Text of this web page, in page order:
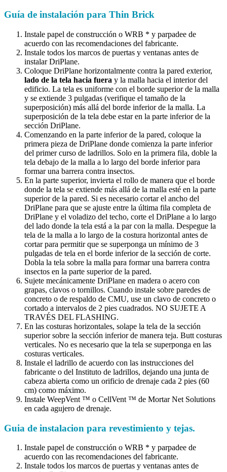
Guía de instalación para Thin Brick
Instale papel de construcción o WRB * y parpadee de
acuerdo con las recomendaciones del fabricante.
Instale todos los marcos de puertas y ventanas antes de
instalar DriPlane.
Coloque DriPlane horizontalmente contra la pared exterior,
lado de la tela hacia fuera y la malla hacia el interior del
edificio. La tela es uniforme con el borde superior de la malla
y se extiende 3 pulgadas (verifique el tamaño de la
superposición) más allá del borde inferior de la malla. La
superposición de la tela debe estar en la parte inferior de la
sección DriPlane.
Comenzando en la parte inferior de la pared, coloque la
primera pieza de DriPlane donde comienza la parte inferior
del primer curso de ladrillos. Solo en la primera fila, doble la
tela debajo de la malla a lo largo del borde inferior para
formar una barrera contra insectos.
En la parte superior, invierta el rollo de manera que el borde
donde la tela se extiende más allá de la malla esté en la parte
superior de la pared. Si es necesario cortar el ancho del
DriPlane para que se ajuste entre la última fila completa de
DriPlane y el voladizo del techo, corte el DriPlane a lo largo
del lado donde la tela está a la par con la malla. Despegue la
tela de la malla a lo largo de la costura horizontal antes de
cortar para permitir que se superponga un mínimo de 3
pulgadas de tela en el borde inferior de la sección de corte.
Dobla la tela sobre la malla para formar una barrera contra
insectos en la parte superior de la pared.
Sujete mecánicamente DriPlane en madera o acero con
grapas, clavos o tornillos. Cuando instale sobre paredes de
concreto o de respaldo de CMU, use un clavo de concreto o
cortado a intervalos de 2 pies cuadrados. NO SUJETE A
TRAVÉS DEL FLASHING.
En las costuras horizontales, solape la tela de la sección
superior sobre la sección inferior de manera teja. Butt costuras
verticales. No es necesario que la tela se superponga en las
costuras verticales.
Instale el ladrillo de acuerdo con las instrucciones del
fabricante o del Instituto de ladrillos, dejando una junta de
cabeza abierta como un orificio de drenaje cada 2 pies (60
cm) como máximo.
Instale WeepVent ™ o CellVent ™ de Mortar Net Solutions
en cada agujero de drenaje.
Guia de instalacion para revestimiento y tejas.
Instale papel de construcción o WRB * y parpadee de
acuerdo con las recomendaciones del fabricante.
Instale todos los marcos de puertas y ventanas antes de